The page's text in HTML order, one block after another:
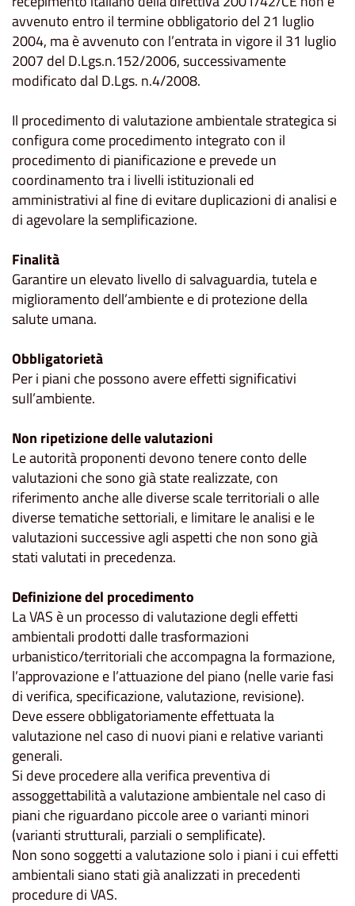
avvenuto entro il termine obbligatorio del 21 luglio
2004, ma è avvenuto con l’entrata in vigore il 31 luglio
2007 del D.Lgs.n.152/2006, successivamente
modificato dal D.Lgs. n.4/2008.
Il procedimento di valutazione ambientale strategica si
configura come procedimento integrato con il
procedimento di pianificazione e prevede un
coordinamento tra i livelli istituzionali ed
amministrativi al fine di evitare duplicazioni di analisi e
di agevolare la semplificazione.
Finalità
Garantire un elevato livello di salvaguardia, tutela e
miglioramento dell’ambiente e di protezione della
salute umana.
Obbligatorietà
Per i piani che possono avere effetti significativi
sull’ambiente.
Non ripetizione delle valutazioni
Le autorità proponenti devono tenere conto delle
valutazioni che sono già state realizzate, con
riferimento anche alle diverse scale territoriali o alle
diverse tematiche settoriali, e limitare le analisi e le
valutazioni successive agli aspetti che non sono già
stati valutati in precedenza.
Definizione del procedimento
La VAS è un processo di valutazione degli effetti
ambientali prodotti dalle trasformazioni
urbanistico/territoriali che accompagna la formazione,
l’approvazione e l’attuazione del piano (nelle varie fasi
di verifica, specificazione, valutazione, revisione).
Deve essere obbligatoriamente effettuata la
valutazione nel caso di nuovi piani e relative varianti
generali.
Si deve procedere alla verifica preventiva di
assoggettabilità a valutazione ambientale nel caso di
piani che riguardano piccole aree o varianti minori
(varianti strutturali, parziali o semplificate).
Non sono soggetti a valutazione solo i piani i cui effetti
ambientali siano stati già analizzati in precedenti
procedure di VAS.